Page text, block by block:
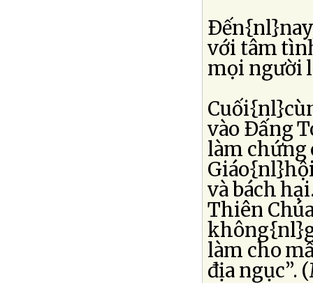
với tâm
mọi người
vào Ðấng
làm chứng
và bách
Thiên
làm cho
địa ngục”.